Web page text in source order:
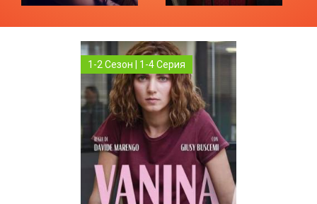
1-2 Сезон | 1-4 Серия